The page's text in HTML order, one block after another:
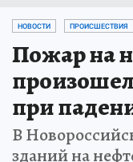
НОВОСТИ ПРОИСШЕСТВИЯ
Пожар на
при
В
зданий на